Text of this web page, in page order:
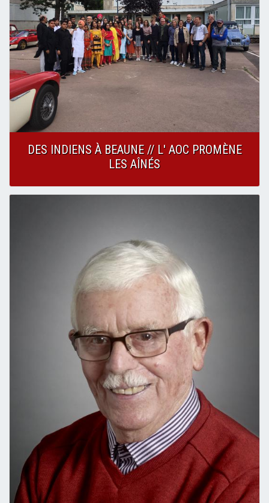
DES INDIENS À BEAUNE // L' AOC PROMÈNE
LES AÎNÉS